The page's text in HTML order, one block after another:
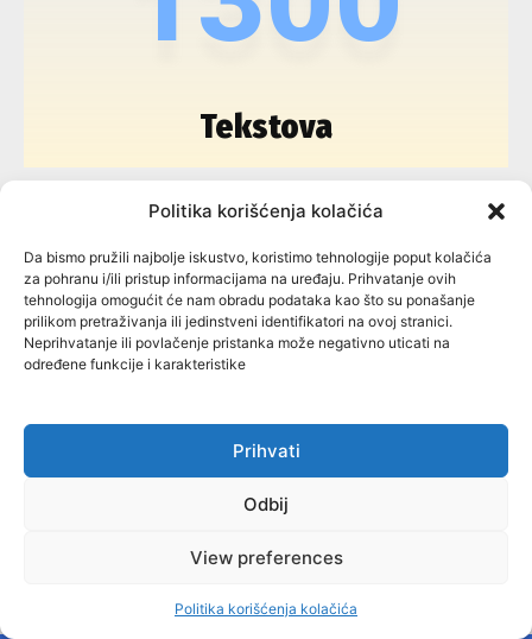
Politika korišćenja kolačića
Da bismo pružili najbolje iskustvo, koristimo tehnologije poput kolačića
za pohranu i/ili pristup informacijama na uređaju. Prihvatanje ovih
tehnologija omogućit će nam obradu podataka kao što su ponašanje
prilikom pretraživanja ili jedinstveni identifikatori na ovoj stranici.
Neprihvatanje ili povlačenje pristanka može negativno uticati na
određene funkcije i karakteristike
Prihvati
Odbij
View preferences
Politika korišćenja kolačića
Tekstova
142
OPŠTINE / OPĆINE
79